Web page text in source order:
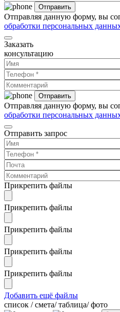
Отправляя данную форму, вы
обработки персональных
Заказать
консультацию
Отправляя данную форму, вы
обработки персональных
Отправить запрос
Прикрепить файлы
Прикрепить файлы
Прикрепить файлы
Прикрепить файлы
Прикрепить файлы
Добавить ещё файлы
cписок / смета/ таблица/ фото